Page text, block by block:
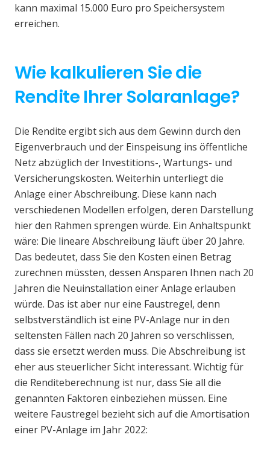
kann maximal 15.000 Euro pro Speichersystem
erreichen.
Wie kalkulieren Sie die
Rendite Ihrer Solaranlage?
Die Rendite ergibt sich aus dem Gewinn durch den
Eigenverbrauch und der Einspeisung ins öffentliche
Netz abzüglich der Investitions-, Wartungs- und
Versicherungskosten. Weiterhin unterliegt die
Anlage einer Abschreibung. Diese kann nach
verschiedenen Modellen erfolgen, deren Darstellung
hier den Rahmen sprengen würde. Ein Anhaltspunkt
wäre: Die lineare Abschreibung läuft über 20 Jahre.
Das bedeutet, dass Sie den Kosten einen Betrag
zurechnen müssten, dessen Ansparen Ihnen nach 20
Jahren die Neuinstallation einer Anlage erlauben
würde. Das ist aber nur eine Faustregel, denn
selbstverständlich ist eine PV-Anlage nur in den
seltensten Fällen nach 20 Jahren so verschlissen,
dass sie ersetzt werden muss. Die Abschreibung ist
eher aus steuerlicher Sicht interessant. Wichtig für
die Renditeberechnung ist nur, dass Sie all die
genannten Faktoren einbeziehen müssen. Eine
weitere Faustregel bezieht sich auf die Amortisation
einer PV-Anlage im Jahr 2022: